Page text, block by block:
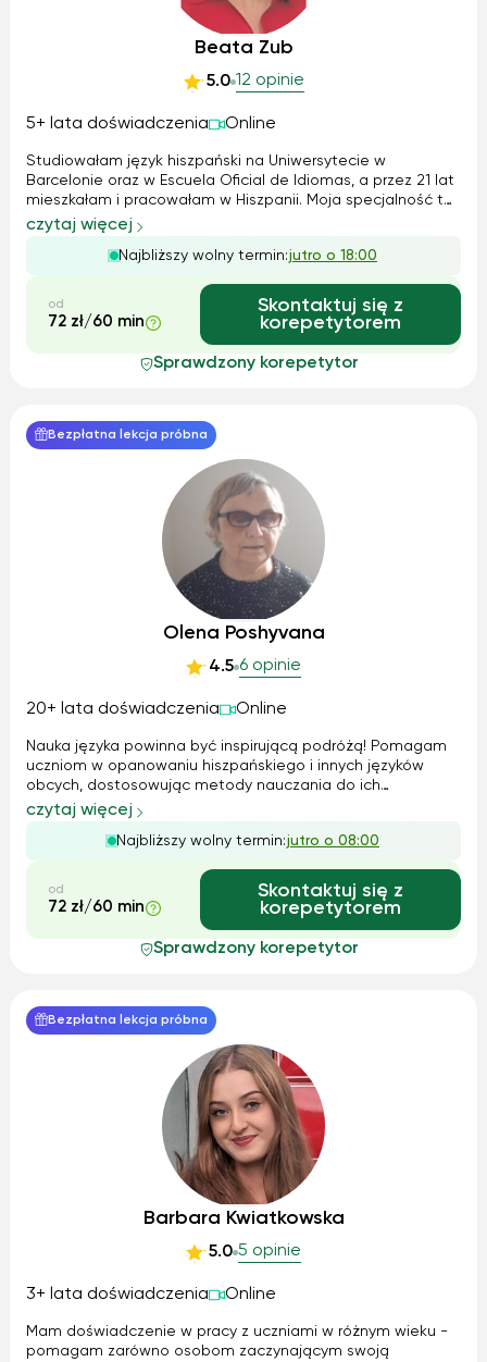
Beata Zub
5.0 12 opinie
5+ lata doświadczenia Online
Studiowałam język hiszpański na Uniwersytecie w
Barcelonie oraz w Escuela Oficial de Idiomas, a przez 21 lat
mieszkałam i pracowałam w Hiszpanii. Moja specjalność to
konwersacje, poprawna wymowa oraz budowanie swobody
językowej. Pomagam uczniom w nauce szkolnej, na
studiach oraz osobom dorosłym, któ...
czytaj więcej
Najbliższy wolny termin:jutro o 18:00
od
72 zł/60 min
Skontaktuj się z
korepetytorem
Sprawdzony korepetytor
Bezpłatna lekcja próbna
Olena Poshyvana
4.5 6 opinie
20+ lata doświadczenia Online
Nauka języka powinna być inspirującą podróżą! Pomagam
uczniom w opanowaniu hiszpańskiego i innych języków
obcych, dostosowując metody nauczania do ich
indywidualnych potrzeb. Moje zajęcia są dynamiczne,
interaktywne i pełne praktycznych ćwiczeń, które ułatwiają
płynne posługiwanie się językiem. Zapr...
czytaj więcej
Najbliższy wolny termin:jutro o 08:00
od
72 zł/60 min
Skontaktuj się z
korepetytorem
Sprawdzony korepetytor
Bezpłatna lekcja próbna
Barbara Kwiatkowska
5.0 5 opinie
3+ lata doświadczenia Online
Mam doświadczenie w pracy z uczniami w różnym wieku -
pomagam zarówno osobom zaczynającym swoją